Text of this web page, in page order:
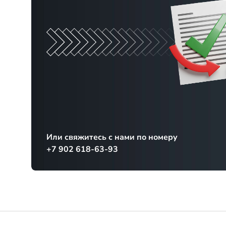
Или свяжитесь с нами по номеру